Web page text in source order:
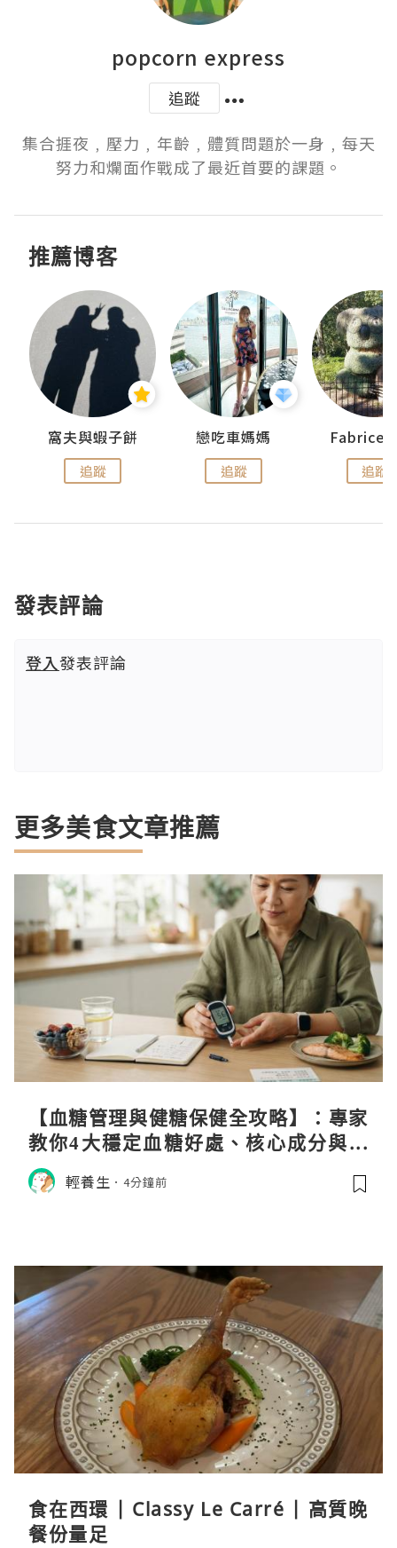
popcorn express
追蹤
集合捱夜﹐壓力﹐年齡﹐體質問題於一身﹐每天
努力和爛面作戰成了最近首要的課題。
推薦博客
窩夫與蝦子餅
追蹤
戀吃車媽媽
追蹤
Fabrice
追蹤
發表評論
登入發表評論
更多美食文章推薦
【血糖管理與健糖保健全攻略】：專家
教你4大穩定血糖好處、核心成分與日
常調養秘訣
輕養生 4分鐘前
食在西環 | Classy Le Carré | 高質晚
餐份量足